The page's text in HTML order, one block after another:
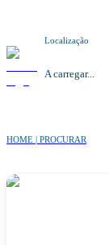
Localização
A carregar...
HOME | PROCURAR